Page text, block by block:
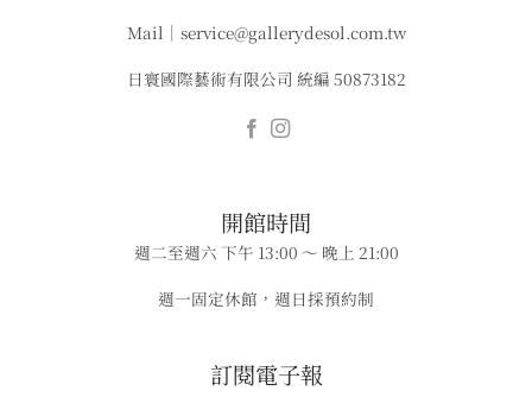
Mail｜service@gallerydesol.com.tw
日寰國際藝術有限公司 統編 50873182
​​開館時間
週二至週六 下午 13:00 ～ 晚上 21:00
週一固定休館，週日採預約制
​​​訂閱電子報